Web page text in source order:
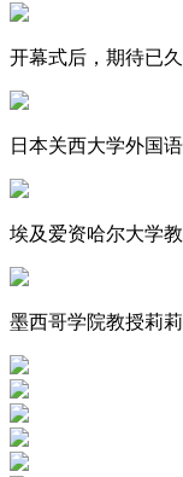
开幕式后，期待已
日本关西大学外国
埃及爱资哈尔大学
墨西哥学院教授莉